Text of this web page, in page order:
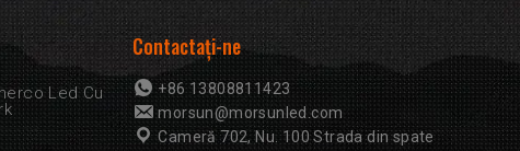
Led Cu
Contactaţi-ne
+86 13808811423
morsun@morsunled.com
Cameră 702, Nu. 100 Strada din spate